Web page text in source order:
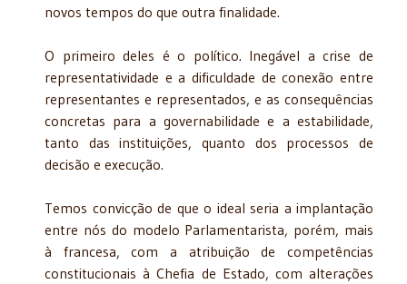
novos tempos do que outra finalidade.
O primeiro deles é o político. Inegável a crise de
representatividade e a dificuldade de conexão entre
representantes e representados, e as consequências
concretas para a governabilidade e a estabilidade,
tanto das instituições, quanto dos processos de
decisão e execução.
Temos convicção de que o ideal seria a implantação
entre nós do modelo Parlamentarista, porém, mais
à francesa, com a atribuição de competências
constitucionais à Chefia de Estado, com alterações